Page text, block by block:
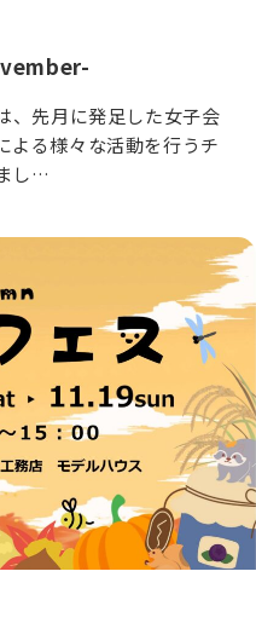
、先月に発足した女子会
よる様々な活動を行うチ
し…